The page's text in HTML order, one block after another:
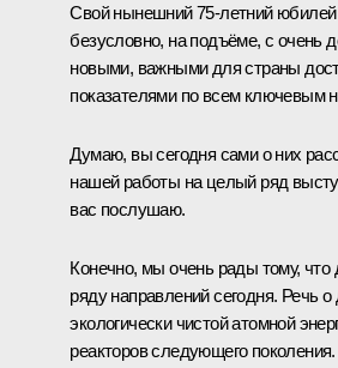
Свой нынешний 75‑летний юбилей
безусловно, на подъёме, с очень
новыми, важными для страны
показателями по всем ключевым
Думаю, вы сегодня сами о них
нашей работы на целый ряд
вас послушаю.
Конечно, мы очень рады тому,
ряду направлений сегодня. Речь
экологически чистой атомной
реакторов следующего